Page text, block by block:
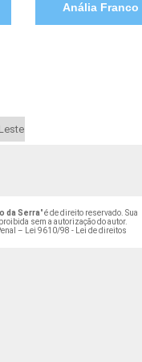
Anália Franco
da Serra" é de direito reservado. Sua
sem a autorização do autor.
–
Lei 9610/98 - Lei de direitos